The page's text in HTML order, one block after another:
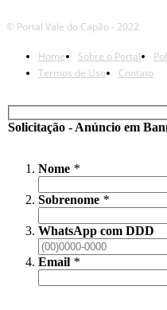
© Portal Vale do Capão - 2022
Home Sobre o Portal
Termos de Uso
Contato
Solicitação - Anúncio em
Nome *
Sobrenome *
WhatsApp com DDD
Email *